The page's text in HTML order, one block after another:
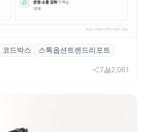
만에 18.2%→31.3%…
중도 급증
코드박스
스톡옵션트렌드리포트
7 2,081